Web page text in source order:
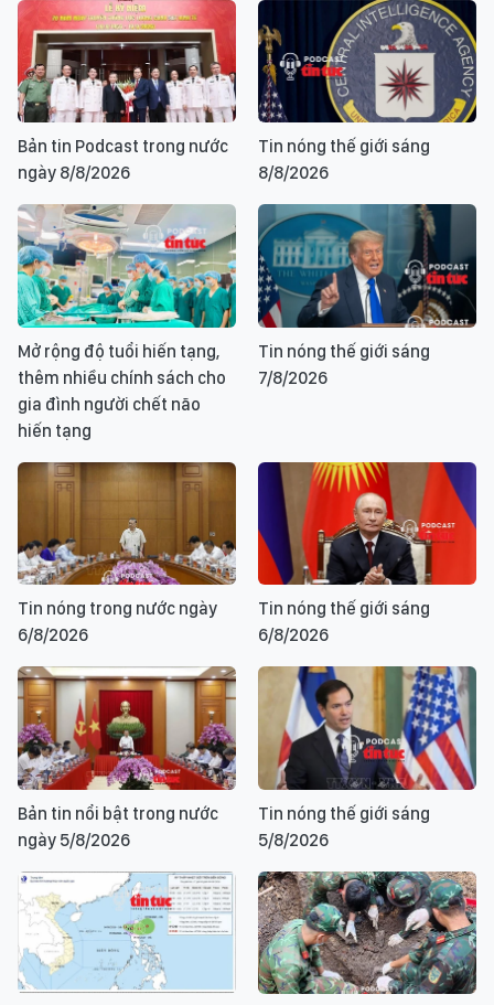
Bản tin Podcast trong nước
ngày 8/8/2026
Tin nóng thế giới sáng
8/8/2026
Mở rộng độ tuổi hiến tạng,
thêm nhiều chính sách cho
gia đình người chết não
hiến tạng
Tin nóng thế giới sáng
7/8/2026
Tin nóng trong nước ngày
6/8/2026
Tin nóng thế giới sáng
6/8/2026
Bản tin nổi bật trong nước
ngày 5/8/2026
Tin nóng thế giới sáng
5/8/2026